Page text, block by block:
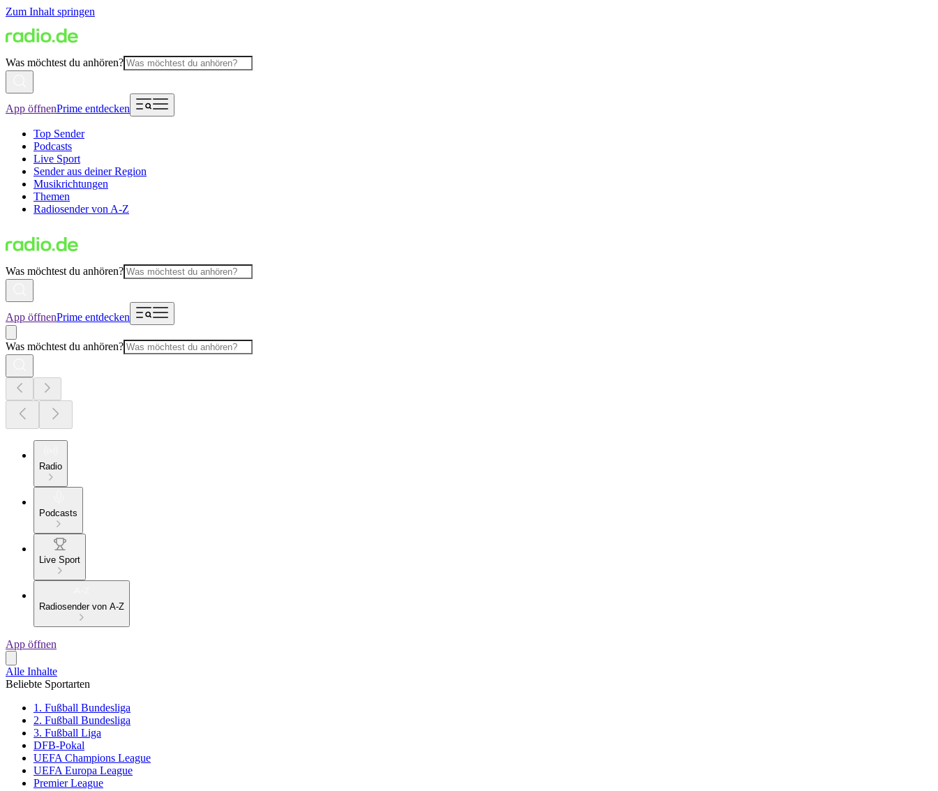
Zum Inhalt springen
Was möchtest du anhören?
App öffnenPrime entdecken
Top Sender
Podcasts
Live Sport
Sender aus deiner Region
Musikrichtungen
Themen
Radiosender von A-Z
Was möchtest du anhören?
App öffnenPrime entdecken
Was möchtest du anhören?
Radio
Podcasts
Live Sport
Radiosender von A-Z
App öffnen
Alle Inhalte
Beliebte Sportarten
1. Fußball Bundesliga
2. Fußball Bundesliga
3. Fußball Liga
DFB-Pokal
UEFA Champions League
UEFA Europa League
Premier League